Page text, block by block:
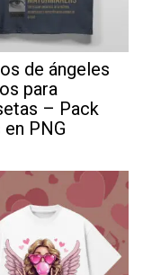
de ángeles
para
– Pack
PNG